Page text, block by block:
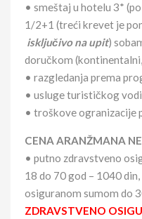
• smeštaj u hotelu 3*
1/2+1 (treći krevet je
isključivo na upit)
doručkom
• razgledanja prema
• usluge turističkog
• troškove ogranizacije
CENA ARANŽMANA
• putno zdravstveno
18 do 70 god – 1040
osiguranom sumom do
ZDRAVSTVENO